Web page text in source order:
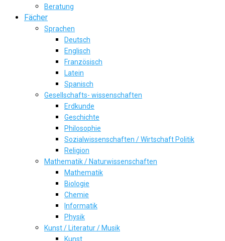
Beratung
Fächer
Sprachen
Deutsch
Englisch
Französisch
Latein
Spanisch
Gesellschafts- wissenschaften
Erdkunde
Geschichte
Philosophie
Sozialwissenschaften / Wirtschaft Politik
Religion
Mathematik / Naturwissenschaften
Mathematik
Biologie
Chemie
Informatik
Physik
Kunst / Literatur / Musik
Kunst